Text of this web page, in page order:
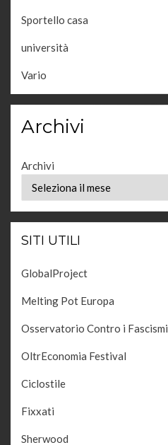
Sportello casa
università
Vario
Archivi
Archivi
SITI UTILI
GlobalProject
Melting Pot Europa
Osservatorio Contro i Fascismi
OltrEconomia Festival
Ciclostile
Fixxati
Sherwood